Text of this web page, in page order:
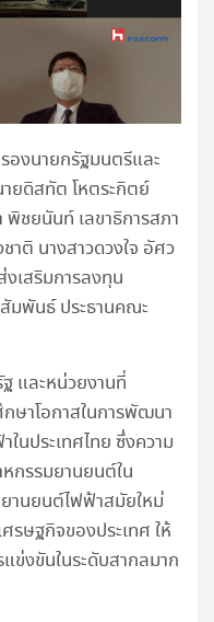
งนายกรัฐมนตรีและ
ยดิสทัต โหตระกิตย์
พิชยนันท์ เลขาธิการสภา
ติ นางสาวดวงใจ อัศว
เสริมการลงทุน
มพันธ์ ประธานคณะ
และหน่วยงานที่
ษาโอกาสในการพัฒนา
นประเทศไทย ซึ่งความ
กรรมยานยนต์ใน
ยานยนต์ไฟฟ้าสมัยใหม่
รษฐกิจของประเทศ ให้
ข่งขันในระดับสากลมาก